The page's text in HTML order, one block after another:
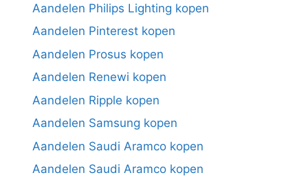
Aandelen Philips Lighting kopen
Aandelen Pinterest kopen
Aandelen Prosus kopen
Aandelen Renewi kopen
Aandelen Ripple kopen
Aandelen Samsung kopen
Aandelen Saudi Aramco kopen
Aandelen Saudi Aramco kopen